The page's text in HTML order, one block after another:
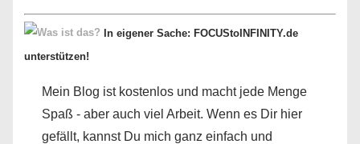
In eigener Sache: FOCUStoINFINITY.de
unterstützen!
Mein Blog ist kostenlos und macht jede Menge
Spaß - aber auch viel Arbeit. Wenn es Dir hier
gefällt, kannst Du mich ganz einfach und